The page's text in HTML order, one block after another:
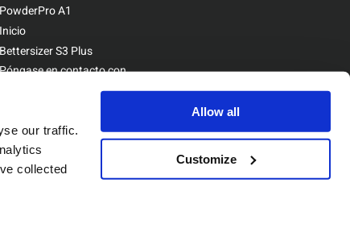
our traffic.
collected
Allow all
Customize
PowderPro A1
Inicio
Bettersizer S3 Plus
en contacto con
Copyright © Bettersize Instruments Ltd. All Rights Reserved